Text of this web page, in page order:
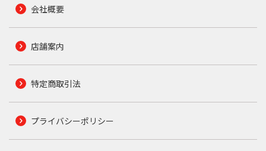
会社概要
店舗案内
特定商取引法
プライバシーポリシー